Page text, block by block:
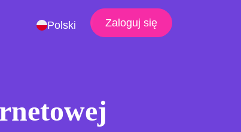
Polski Zaloguj się